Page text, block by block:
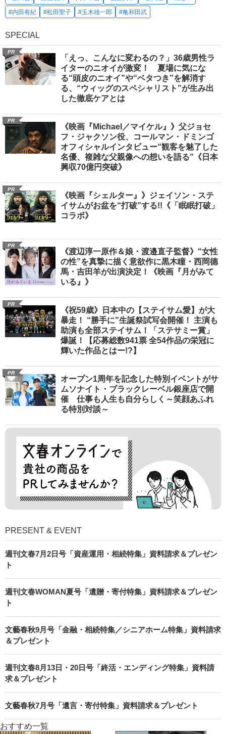
#内田有紀
#松田聖子 #玉木雄一郎 #亀和田武
SPECIAL
PR
「えっ、こんなに変わるの？」36歳男性ラ
イターのニオイが激変！ 夏場に気にな
る“頭皮のニオイ”や“ベタつき”を解消す
る、“ウィッグのスペシャリスト”が生み出
した徹底ケアとは
PR
《映画『Michael／マイケル』》父ジョセ
フ・ジャクソン役、コールマン・ドミンゴ
オフィシャルインタビュー“観客を魅了した
名優、複雑な父親像への想いを語る”《日本
興収70億円突破》
PR
《映画『シェルター』》ジェイソン・ステ
イサムがお盆を“打破”する!!《「眠眠打破」
コラボ》
PR
《渡辺淳一原作＆娘・渡邉直子監督》“女性
の性”を真摯に描く意欲作に黒木瞳・西岡德
馬・吉田羊が出演決定！《映画『月がみて
いる』》
PR
《祝59歳》日本中の【ステイサム愛】が大
暴走！ “勝手に”生誕祭試写会開催！ 主演も
助演も全部ステイサム！「ステサミー賞」
爆誕！【応募総数941票 全54作品の栄冠に
輝いた作品とはー!?】
PR
オープン1周年を記念した特別イベントがサ
ムソナイト・ブラックレーベル銀座店で開
催 仕事も人生も自分らしく～笑顔あふれ
る特別対談～
PRESENT & EVENT
週刊文春7月2日号「資産運用・相続特集」資料請求＆プレゼン
ト
週刊文春WOMAN夏号「遺贈・寄付特集」資料請求＆プレゼン
ト
文藝春秋9月号「金融・相続特集／シニアホーム特集」資料請求
＆プレゼント
週刊文春8月13日・20日号「終活・エンディング特集」資料請
求＆プレゼント
文藝春秋7月号「遺言・寄付特集」資料請求＆プレゼント
おすすめ一覧